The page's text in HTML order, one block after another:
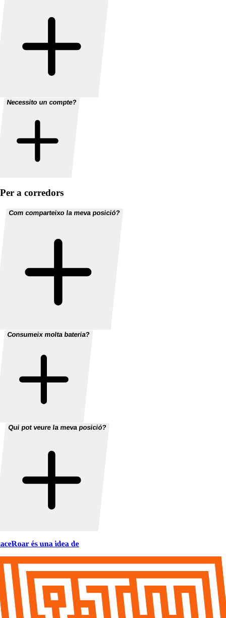
Necessito un compte?
Per a corredors
Com comparteixo la meva posició?
Consumeix molta bateria?
Qui pot veure la meva posició?
és una idea de